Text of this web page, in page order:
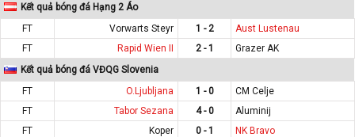
Kết quả bóng đá Hạng 2 Áo
FT
Vorwarts Steyr 1 - 2
Aust Lustenau
FT
Rapid Wien II 2 - 1
Grazer AK
Kết quả bóng đá VĐQG Slovenia
FT
O.Ljubljana 1 - 0
CM Celje
FT
Tabor Sezana 4 - 0
Aluminij
FT
Koper 0 - 1
NK Bravo